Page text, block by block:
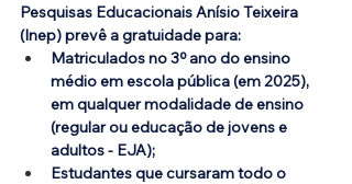
Pesquisas Educacionais Anísio Teixeira
(Inep) prevê a gratuidade para:
Matriculados no 3º ano do ensino
médio em escola pública (em 2025),
em qualquer modalidade de ensino
(regular ou educação de jovens e
adultos - EJA);
Estudantes que cursaram todo o